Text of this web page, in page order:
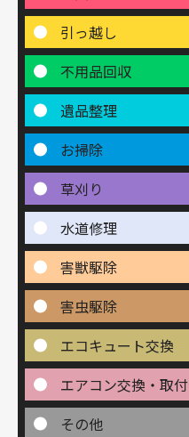
引っ越し
不用品回収
遺品整理
お掃除
草刈り
水道修理
害獣駆除
害虫駆除
エコキュート交換
エアコン交換・取付
その他